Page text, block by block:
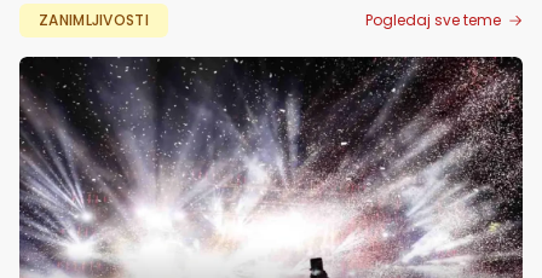
ZANIMLJIVOSTI Pogledaj sve teme